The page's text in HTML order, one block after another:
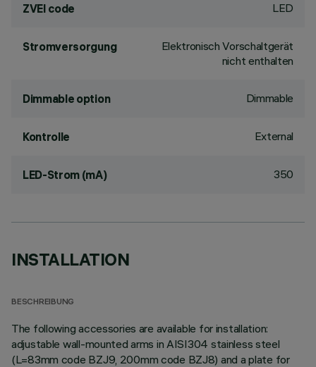
ZVEI code LED
Stromversorgung
Elektronisch Vorschaltgerät
nicht enthalten
Dimmable option Dimmable
Kontrolle External
LED-Strom (mA) 350
INSTALLATION
BESCHREIBUNG
The following accessories are available for installation:
adjustable wall-mounted arms in AISI304 stainless steel
(L=83mm code BZJ9, 200mm code BZJ8) and a plate for